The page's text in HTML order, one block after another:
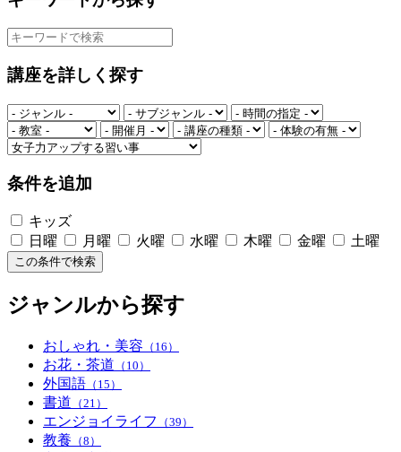
講座を詳しく探す
条件を追加
キッズ
日曜
月曜 火曜 水曜 木曜 金曜 土曜
この条件で検索
ジャンルから探す
おしゃれ・美容 （16）
お花・茶道 （10）
外国語 （15）
書道 （21）
エンジョイライフ （39）
教養 （8）